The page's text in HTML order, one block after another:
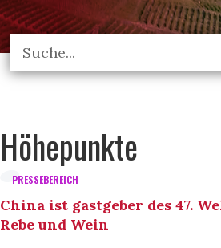
Höhepunkte
PRESSEBEREICH
China ist gastgeber des 47.
Rebe und Wein